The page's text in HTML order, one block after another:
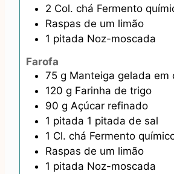
2 Col. chá Fermento
Raspas de um limão
1 pitada Noz-moscada
Farofa
75 g Manteiga gelada em
120 g Farinha de trigo
90 g Açúcar refinado
1 pitada 1 pitada de sal
1 Cl. chá Fermento
Raspas de um limão
1 pitada Noz-moscada